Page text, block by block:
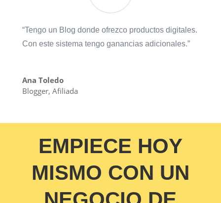
“Tengo un Blog donde ofrezco productos digitales.
Con este sistema tengo ganancias adicionales.”
Ana Toledo
Blogger, Afiliada
EMPIECE HOY
MISMO CON UN